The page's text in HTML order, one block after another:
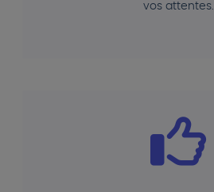
vos attentes.